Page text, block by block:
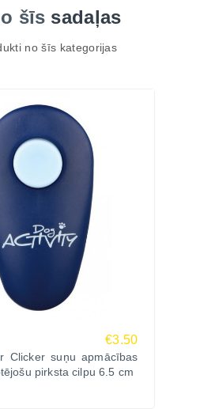
šīs sadaļas
no šīs kategorijas
€3.50
Clicker suņu apmācības
pirksta cilpu 6.5 cm